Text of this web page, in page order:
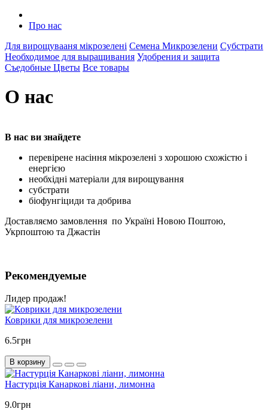
Про нас
Для вирощувааня мікрозелені Семена Микрозелени Субстрати
Необходимое для выращивания Удобрения и защита
Съедобные Цветы Все товары
О нас
В нас ви знайдете
перевірене насіння мікрозелені з хорошою схожістю і
енергією
необхідні матеріали для вирощування
субстрати
біофунгіциди та добрива
Доставляємо замовлення по Україні Новою Поштою,
Укрпоштою та Джастін
Рекомендуемые
Лидер продаж!
Коврики для микрозелени
6.5грн
В корзину
Настурція Канаркові ліани, лимонна
9.0грн